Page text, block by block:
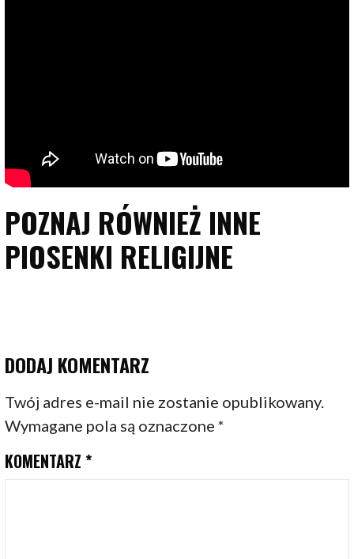
POZNAJ RÓWNIEŻ INNE
PIOSENKI RELIGIJNE
DODAJ KOMENTARZ
Twój adres e-mail nie zostanie opublikowany.
Wymagane pola są oznaczone*
KOMENTARZ *